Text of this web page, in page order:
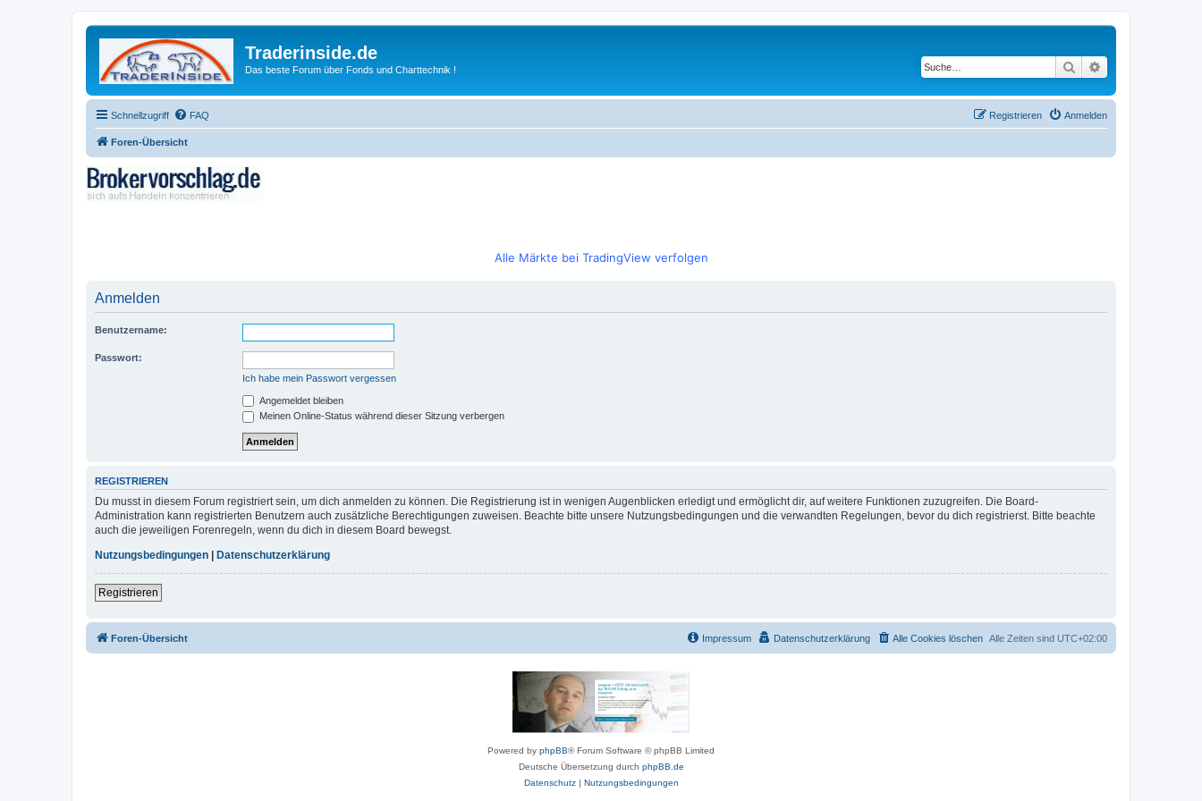
Traderinside.de
Das beste Forum über Fonds und Charttechnik ! Suche
Schnellzugriff FAQ Anmelden
Registrieren
Foren-Übersicht
Alle Märkte bei TradingView verfolgen
Anmelden
Benutzername:
Passwort:
Ich habe mein Passwort vergessen
Angemeldet bleiben
Meinen Online-Status während dieser Sitzung verbergen
REGISTRIEREN
Du musst in diesem Forum registriert sein, um dich anmelden zu können. Die Registrierung ist in wenigen Augenblicken erledigt und ermöglicht dir, auf weitere Funktionen zuzugreifen. Die Board-
Administration kann registrierten Benutzern auch zusätzliche Berechtigungen zuweisen. Beachte bitte unsere Nutzungsbedingungen und die verwandten Regelungen, bevor du dich registrierst. Bitte beachte
auch die jeweiligen Forenregeln, wenn du dich in diesem Board bewegst.
Nutzungsbedingungen
Datenschutzerklärung
Registrieren
Foren-Übersicht Alle Zeiten sind UTC+02:00
Alle Cookies löschen
Datenschutzerklärung
Impressum
Powered by phpBB® Forum Software © phpBB Limited
Deutsche Übersetzung durch phpBB.de
Datenschutz| Nutzungsbedingungen